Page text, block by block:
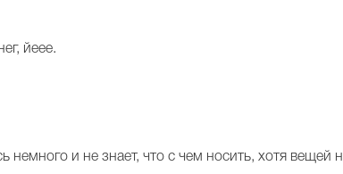
йеее.
немного и не знает, что с чем носить, хотя вещей